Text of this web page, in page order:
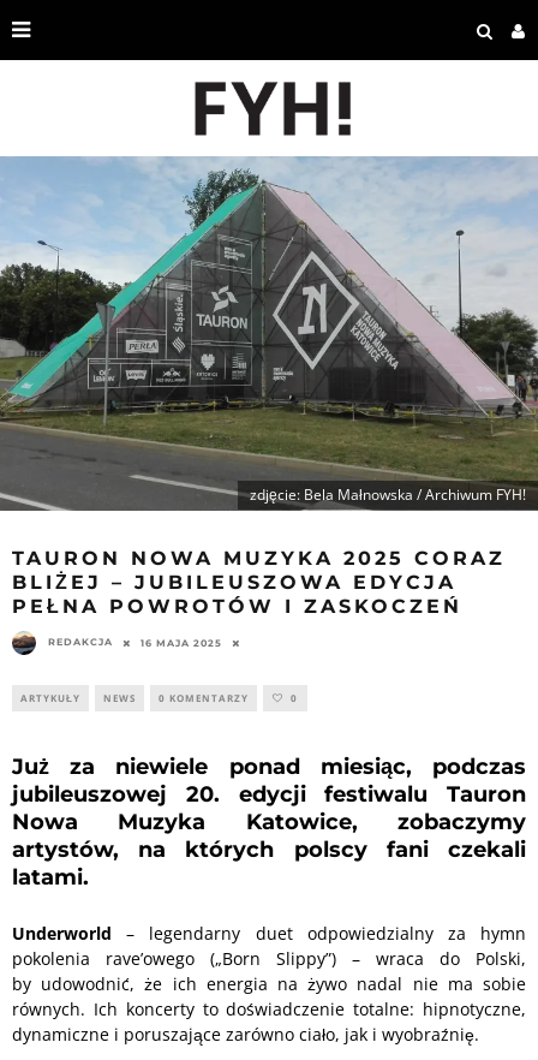
zdjęcie: Bela Małnowska / Archiwum FYH!
TAURON NOWA MUZYKA 2025 CORAZ
BLIŻEJ – JUBILEUSZOWA EDYCJA
PEŁNA POWROTÓW I ZASKOCZEŃ
REDAKCJA 16 MAJA 2025
ARTYKUŁY NEWS 0 KOMENTARZY 0
Już za niewiele ponad miesiąc, podczas
jubileuszowej 20. edycji festiwalu Tauron
Nowa Muzyka Katowice, zobaczymy
artystów, na których polscy fani czekali
latami.
Underworld – legendarny duet odpowiedzialny za hymn
pokolenia rave’owego („Born Slippy”) – wraca do Polski,
by udowodnić, że ich energia na żywo nadal nie ma sobie
równych. Ich koncerty to doświadczenie totalne: hipnotyczne,
dynamiczne i poruszające zarówno ciało, jak i wyobraźnię.